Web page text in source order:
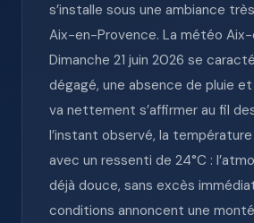
s’installe sous une ambiance
Aix-en-Provence. La météo
Dimanche 21 juin 2026 se
dégagé, une absence de pluie
va nettement s’affirmer au fil
l’instant observé, la
avec un ressenti de 24°C :
déjà douce, sans excès
conditions annoncent une